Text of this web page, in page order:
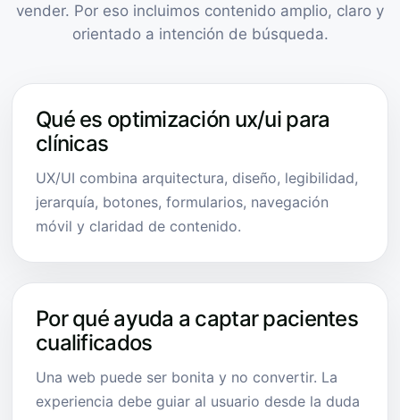
vender. Por eso incluimos contenido amplio, claro y
orientado a intención de búsqueda.
Qué es optimización ux/ui para
clínicas
UX/UI combina arquitectura, diseño, legibilidad,
jerarquía, botones, formularios, navegación
móvil y claridad de contenido.
Por qué ayuda a captar pacientes
cualificados
Una web puede ser bonita y no convertir. La
experiencia debe guiar al usuario desde la duda